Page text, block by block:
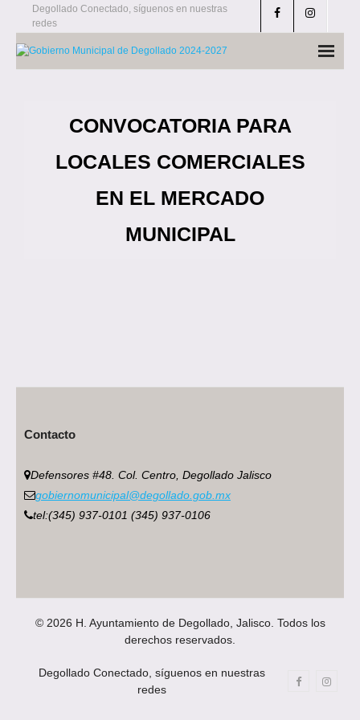
Skip
content
Degollado Conectado, síguenos en nuestras
redes
CONVOCATORIA PARA
LOCALES COMERCIALES
EN EL MERCADO
MUNICIPAL
Contacto
Defensores #48. Col. Centro, Degollado Jalisco
gobiernomunicipal@degollado.gob.mx
tel:(345) 937-0101 (345) 937-0106
© 2026 H. Ayuntamiento de Degollado, Jalisco. Todos los
derechos reservados.
Degollado Conectado, síguenos en nuestras
redes